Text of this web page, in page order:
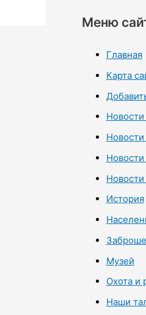
Меню
Главная
Карта
Новости
Новости
История
Музей
Охота и
Наши